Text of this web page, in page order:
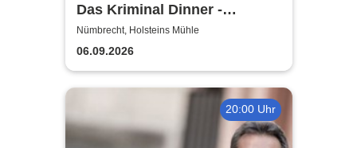
Das Kriminal Dinner -
Hauptkommissar Schröder
ermittelt
Nümbrecht, Holsteins Mühle
06.09.2026
20:00 Uhr